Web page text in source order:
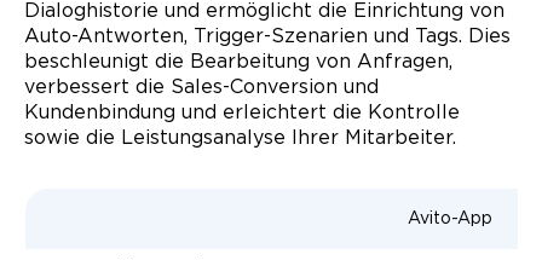
Dialoghistorie und ermöglicht die Einrichtung von
Auto-Antworten, Trigger-Szenarien und Tags. Dies
beschleunigt die Bearbeitung von Anfragen,
verbessert die Sales-Conversion und
Kundenbindung und erleichtert die Kontrolle
sowie die Leistungsanalyse Ihrer Mitarbeiter.
Avito-App